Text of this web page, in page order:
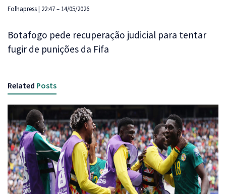
Folhapress | 22:47 – 14/05/2026
Botafogo pede recuperação judicial para tentar
fugir de punições da Fifa
Related Posts